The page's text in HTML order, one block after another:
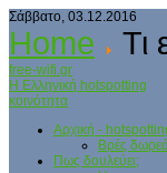
Σάββατο, 03.12.2016
Home Τι
free-wifi.gr
Η Ελληνική hotspotting
κοινότητα
Αρχική -
Βρές
Πως δουλεύει;